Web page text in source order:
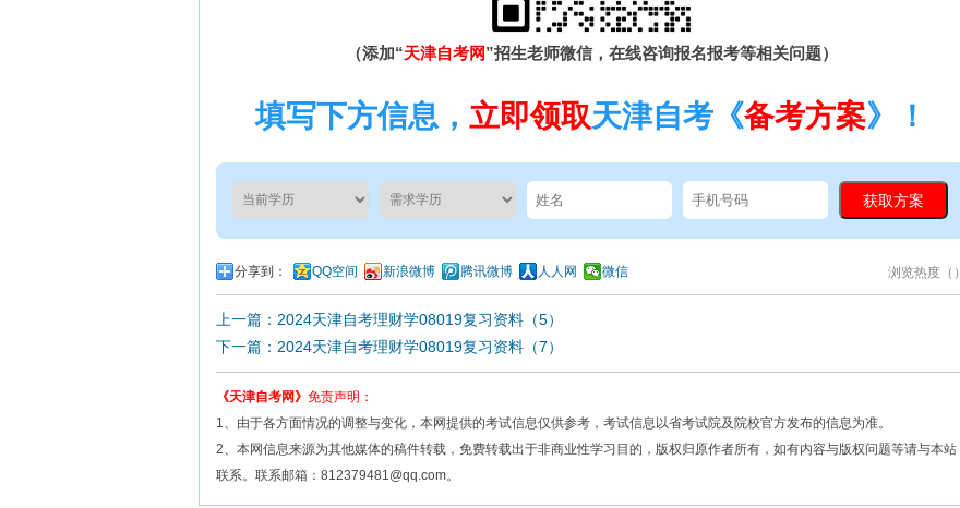
（添加“天津自考网”招生老师微信，在线咨询报名报考等相关问题）
填写下方信息， 立即领取天津自考《备考方案》！
分享到： QQ空间 新浪微博 腾讯微博 人人网 微信 浏览热度（ ）
上一篇：2024天津自考理财学08019复习资料（5）
下一篇：2024天津自考理财学08019复习资料（7）
《天津自考网》 免责声明：
1、由于各方面情况的调整与变化，本网提供的考试信息仅供参考，考试信息以省考试院及院校官方发布的信息为准。
2、本网信息来源为其他媒体的稿件转载，免费转载出于非商业性学习目的，版权归原作者所有，如有内容与版权问题等请与本站
联系。联系邮箱：812379481@qq.com。